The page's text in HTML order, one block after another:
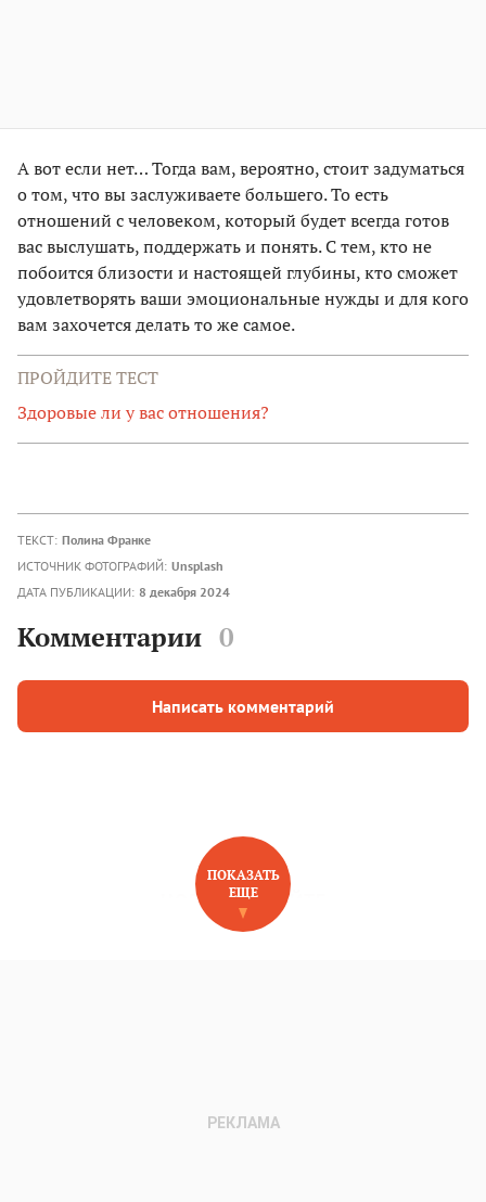
А вот если нет… Тогда вам, вероятно, стоит задуматься
о том, что вы заслуживаете большего. То есть
отношений с человеком, который будет всегда готов
вас выслушать, поддержать и понять. С тем, кто не
побоится близости и настоящей глубины, кто сможет
удовлетворять ваши эмоциональные нужды и для кого
вам захочется делать то же самое.
ПРОЙДИТЕ ТЕСТ
Здоровые ли у вас отношения?
ТЕКСТ: Полина Франке
ИСТОЧНИК ФОТОГРАФИЙ: Unsplash
ДАТА ПУБЛИКАЦИИ: 8 декабря 2024
Комментарии 0
Написать комментарий
НОВОЕ НА САЙТЕ
ПОКАЗАТЬ
ЕЩЕ